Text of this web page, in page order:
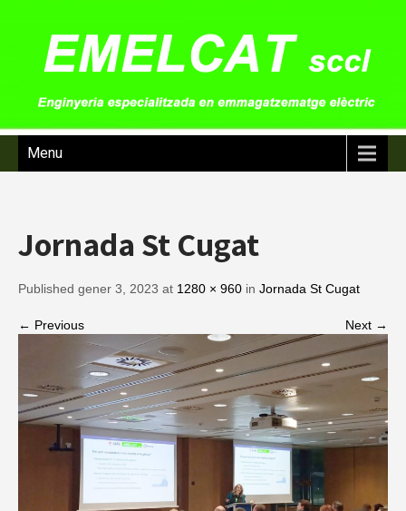
Menu
Jornada St Cugat
Published gener 3, 2023 at 1280 × 960 in Jornada St Cugat
← Previous Next →